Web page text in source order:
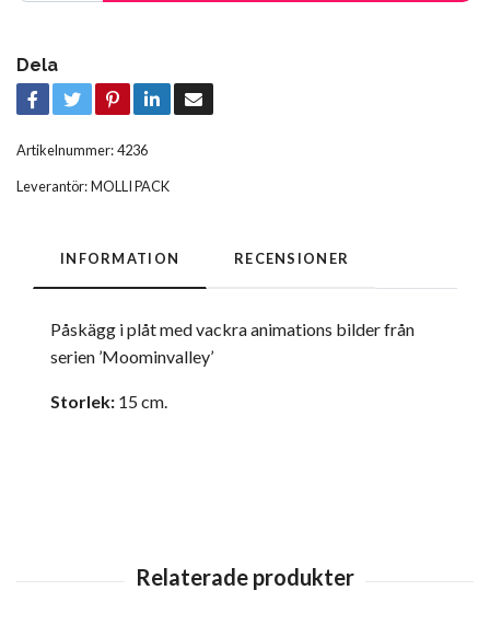
Dela
Artikelnummer:4236
Leverantör:MOLLI PACK
INFORMATION RECENSIONER
Påskägg i plåt med vackra animations bilder från
serien ’Moominvalley’
Storlek: 15 cm.